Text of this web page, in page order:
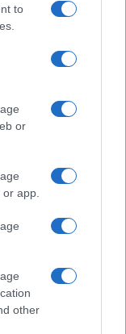
to
or
app.
other